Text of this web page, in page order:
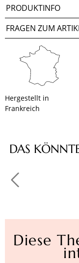
PRODUKTINFO
FRAGEN ZUM
Hergestellt in
Frankreich
Produktgalerie
DAS
Diese